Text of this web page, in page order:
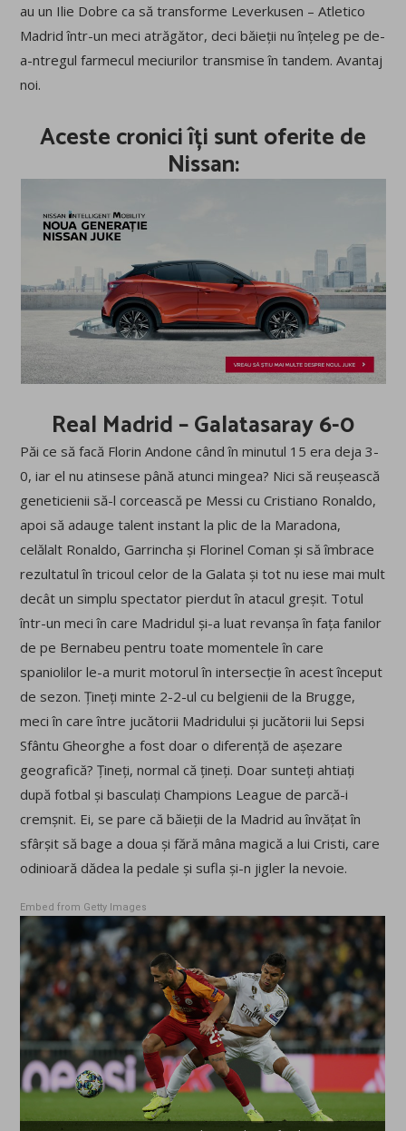
au un Ilie Dobre ca să transforme Leverkusen – Atletico
Madrid într-un meci atrăgător, deci băieții nu înțeleg pe de-
a-ntregul farmecul meciurilor transmise în tandem. Avantaj
noi.
Aceste cronici îți sunt oferite de
Nissan:
Real Madrid – Galatasaray 6-0
Păi ce să facă Florin Andone când în minutul 15 era deja 3-
0, iar el nu atinsese până atunci mingea? Nici să reușească
geneticienii să-l corcească pe Messi cu Cristiano Ronaldo,
apoi să adauge talent instant la plic de la Maradona,
celălalt Ronaldo, Garrincha și Florinel Coman și să îmbrace
rezultatul în tricoul celor de la Galata și tot nu iese mai mult
decât un simplu spectator pierdut în atacul greșit. Totul
într-un meci în care Madridul și-a luat revanșa în fața fanilor
de pe Bernabeu pentru toate momentele în care
spaniolilor le-a murit motorul în intersecție în acest început
de sezon. Țineți minte 2-2-ul cu belgienii de la Brugge,
meci în care între jucătorii Madridului și jucătorii lui Sepsi
Sfântu Gheorghe a fost doar o diferență de așezare
geografică? Țineți, normal că țineți. Doar sunteți ahtiați
după fotbal și basculați Champions League de parcă-i
cremșnit. Ei, se pare că băieții de la Madrid au învățat în
sfârșit să bage a doua și fără mâna magică a lui Cristi, care
odinioară dădea la pedale și sufla și-n jigler la nevoie.
Embed from Getty Images